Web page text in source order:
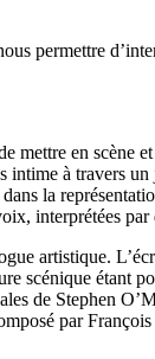
permettre
mettre en scène
intime à travers
la
interprétées par
artistique.
scénique étant
de Stephen
par